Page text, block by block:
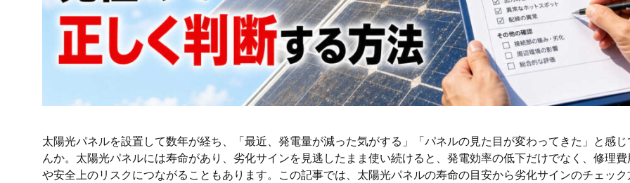
太陽光パネルを設置して数年が経ち、「最近、発電量が減った気がする」「パネルの見た目が変わってきた」と感
んか。太陽光パネルには寿命があり、劣化サインを見逃したまま使い続けると、発電効率の低下だけでなく、修理
や安全上のリスクにつながることもあります。この記事では、太陽光パネルの寿命の目安から劣化サインのチェッ